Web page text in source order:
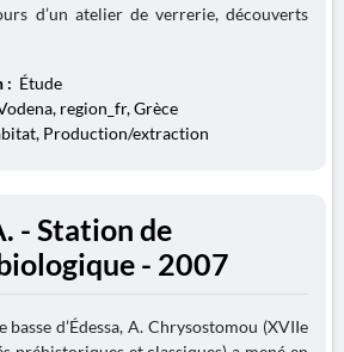
d’un atelier de verrerie, découverts
: Étude
region_fr, Grèce
Production/extraction
- Station de
- 2007
d’Édessa, A. Chrysostomou (XVIIe